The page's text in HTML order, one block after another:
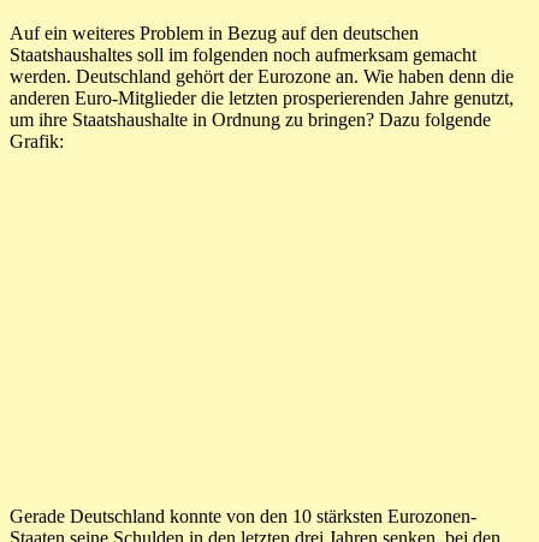
Auf ein weiteres Problem in Bezug auf den deutschen
Staatshaushaltes soll im folgenden noch aufmerksam gemacht
werden. Deutschland gehört der Eurozone an. Wie haben denn die
anderen Euro-Mitglieder die letzten prosperierenden Jahre genutzt,
um ihre Staatshaushalte in Ordnung zu bringen? Dazu folgende
Grafik:
Gerade Deutschland konnte von den 10 stärksten Eurozonen-
Staaten seine Schulden in den letzten drei Jahren senken, bei den